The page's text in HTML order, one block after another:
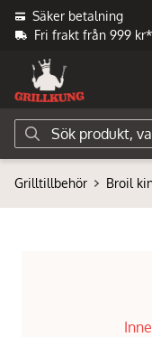
Säker betalning
Fri frakt från 999 kr*
Grilltillbehör Broil